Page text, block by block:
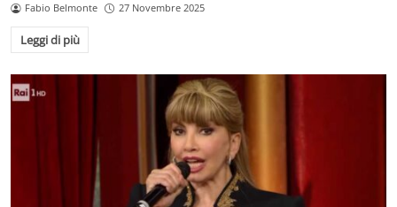
Fabio Belmonte 27 Novembre 2025
Leggi di più